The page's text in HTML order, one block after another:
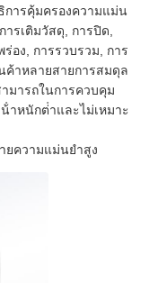
การคุ้มครองความแม่น
รเติมวัสดุ, การปิด,
อง, การรวบรวม, การ
ค้าหลายสายการสมดุล
มารถในการควบคุม
หนักต่ําและไม่เหมาะ
ยความแม่นยําสูง